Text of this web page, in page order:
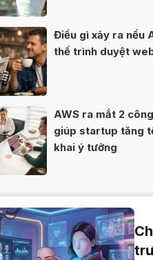
Điều gì xảy ra nếu
thế trình duyệt
AWS ra mắt 2
giúp startup tăng
khai ý tưởng